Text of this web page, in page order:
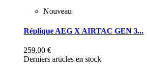
Nouveau
Réplique AEG X AIRTAC GEN 3...
259,00 €
Derniers articles en stock